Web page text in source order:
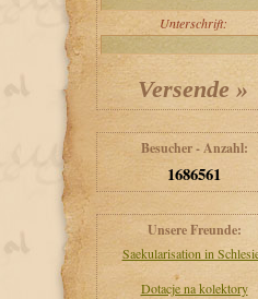
Unterschrift:
Besucher - Anzahl:
1686561
Unsere Freunde:
Saekularisation in
Dotacje na kolektory